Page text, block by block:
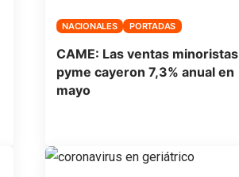
NACIONALES PORTADAS
CAME: Las ventas minoristas
pyme cayeron 7,3% anual en
mayo